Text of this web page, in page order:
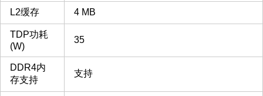
L2缓存 4 MB
TDP功耗
(W)
35
DDR4内
存支持
支持